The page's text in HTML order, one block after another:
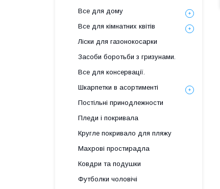
Все для дому
Все для кімнатних квітів
Ліски для газонокосарки
Засоби боротьби з гризунами.
Все для консервації.
Шкарпетки в асортименті
Постільні принодлежности
Пледи і покривала
Кругле покривало для пляжу
Махрові простирадла
Ковдри та подушки
Футболки чоловічі